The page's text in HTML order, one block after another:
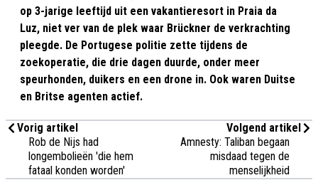
op 3-jarige leeftijd uit een vakantieresort in Praia da
Luz, niet ver van de plek waar Brückner de verkrachting
pleegde. De Portugese politie zette tijdens de
zoekoperatie, die drie dagen duurde, onder meer
speurhonden, duikers en een drone in. Ook waren Duitse
en Britse agenten actief.
Vorig artikel
Rob de Nijs had
longembolieën 'die hem
fataal konden worden'
Volgend artikel
Amnesty: Taliban begaan
misdaad tegen de
menselijkheid